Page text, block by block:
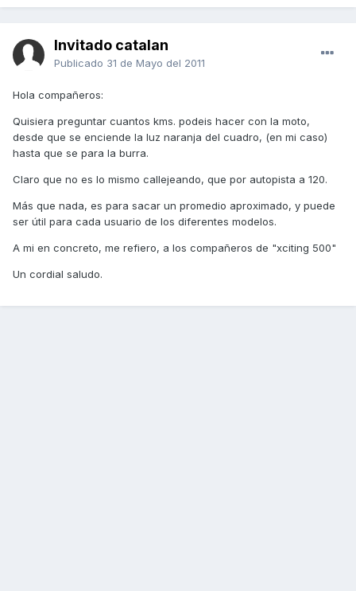
Invitado catalan
Publicado 31 de Mayo del 2011
Hola compañeros:
Quisiera preguntar cuantos kms. podeis hacer con la moto,
desde que se enciende la luz naranja del cuadro, (en mi caso)
hasta que se para la burra.
Claro que no es lo mismo callejeando, que por autopista a 120.
Más que nada, es para sacar un promedio aproximado, y puede
ser útil para cada usuario de los diferentes modelos.
A mi en concreto, me refiero, a los compañeros de "xciting 500"
Un cordial saludo.